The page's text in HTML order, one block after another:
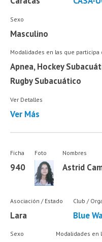
Sexo
Masculino
Modalidades en las que participa
Apnea, Hockey
Rugby Subacuático
Ver Detalles
Ver Más
Ficha
940
Foto Nombres
Astrid
Asociación / Estado
Lara
Club /
Blue
Sexo Modalidades en